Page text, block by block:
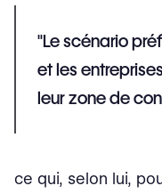
"Le scénario
et les
leur zone de
ce qui, selon lui,